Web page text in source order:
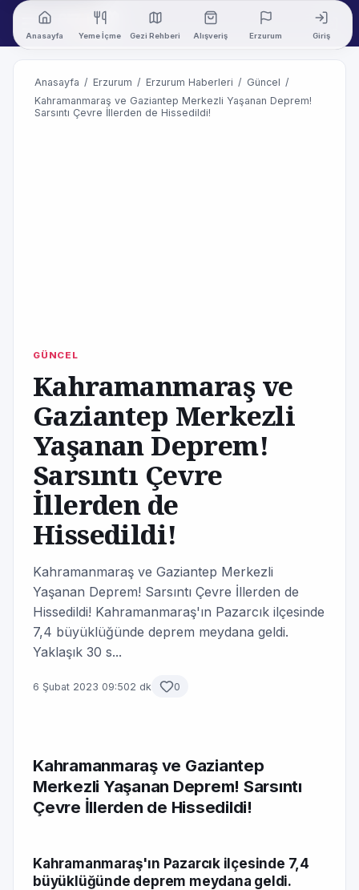
Anasayfa Yeme İçme Gezi Rehberi Alışveriş Erzurum Giriş
Anasayfa / Erzurum / Erzurum Haberleri / Güncel /
Kahramanmaraş ve Gaziantep Merkezli Yaşanan Deprem!
Sarsıntı Çevre İllerden de Hissedildi!
GÜNCEL
Kahramanmaraş ve
Gaziantep Merkezli
Yaşanan Deprem!
Sarsıntı Çevre
İllerden de
Hissedildi!
Kahramanmaraş ve Gaziantep Merkezli
Yaşanan Deprem! Sarsıntı Çevre İllerden de
Hissedildi! Kahramanmaraş'ın Pazarcık ilçesinde
7,4 büyüklüğünde deprem meydana geldi.
Yaklaşık 30 s...
6 Şubat 2023 09:502 dk 0
Kahramanmaraş ve Gaziantep
Merkezli Yaşanan Deprem! Sarsıntı
Çevre İllerden de Hissedildi!
Kahramanmaraş'ın Pazarcık ilçesinde 7,4
büyüklüğünde deprem meydana geldi.